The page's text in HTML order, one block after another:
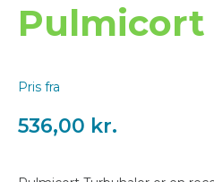
Pris fra
536,00 kr.